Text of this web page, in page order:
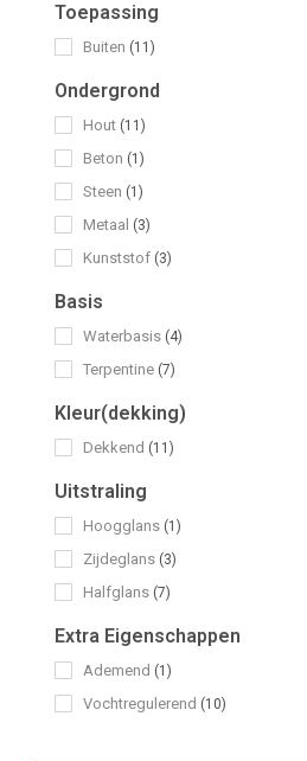
Toepassing
Buiten (11)
Ondergrond
Hout (11)
Beton (1)
Steen (1)
Metaal (3)
Kunststof (3)
Basis
Waterbasis (4)
Terpentine (7)
Kleur(dekking)
Dekkend (11)
Uitstraling
Hoogglans (1)
Zijdeglans (3)
Halfglans (7)
Extra Eigenschappen
Ademend (1)
Vochtregulerend (10)